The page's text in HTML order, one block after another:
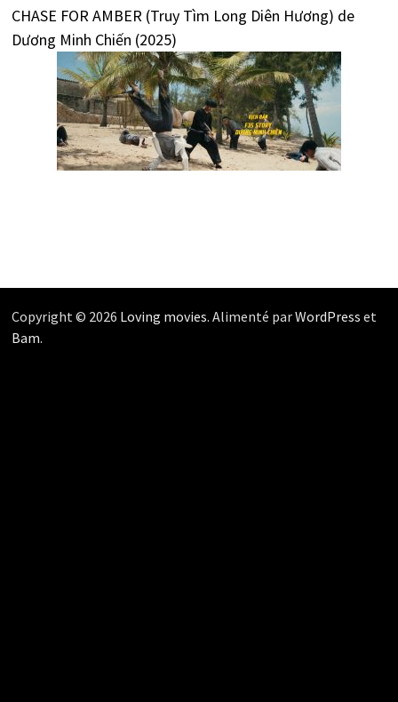
CHASE FOR AMBER (Truy Tìm Long Diên Hương) de
Dương Minh Chiến (2025)
Copyright © 2026 Loving movies. Alimenté parWordPress et
Bam.